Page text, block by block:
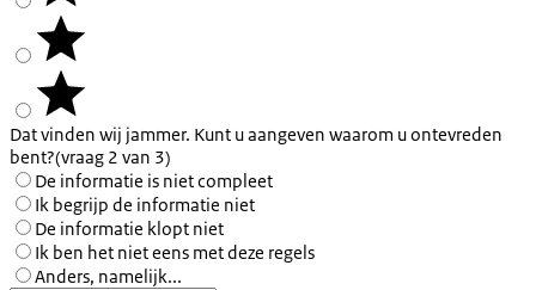
Dat vinden wij jammer. Kunt u aangeven waarom u ontevreden
bent?(vraag 2 van 3)
De informatie is niet compleet
Ik begrijp de informatie niet
De informatie klopt niet
Ik ben het niet eens met deze regels
Anders, namelijk...